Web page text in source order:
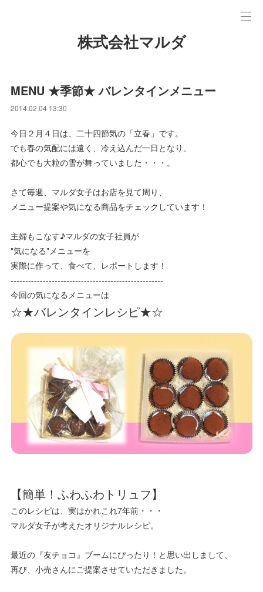
株式会社マルダ
MENU ★季節★ バレンタインメニュー
2014.02.04 13:30
今日２月４日は、二十四節気の「立春」です。
でも春の気配には遠く、冷え込んだ一日となり、
都心でも大粒の雪が舞っていました・・・。
さて毎週、マルダ女子はお店を見て周り、
メニュー提案や気になる商品をチェックしています！
主婦もこなす♪マルダの女子社員が
"気になる"メニューを
実際に作って、食べて、レポートします！
----------------------------------------------------
今回の気になるメニューは
☆★バレンタインレシピ★☆
【簡単！ふわふわトリュフ】
このレシピは、実はかれこれ7年前・・・
マルダ女子が考えたオリジナルレシピ。
最近の『友チョコ』ブームにぴったり！と思い出しまして、
再び、小売さんにご提案させていただきました。